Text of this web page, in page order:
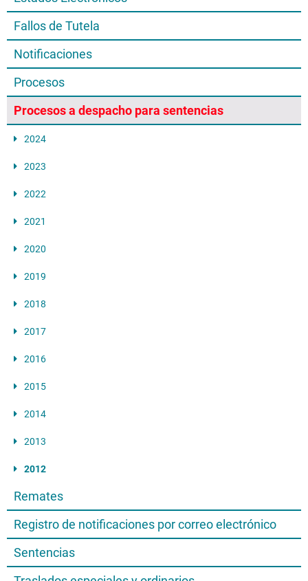
Fallos de Tutela
Notificaciones
Procesos
Procesos a despacho para sentencias
2024
2023
2022
2021
2020
2019
2018
2017
2016
2015
2014
2013
2012
Remates
Registro de notificaciones por correo electrónico
Sentencias